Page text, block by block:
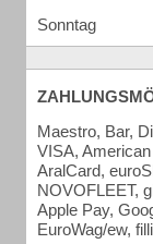
Sonntag
Maestro, Bar,
VISA,
AralCard,
NOVOFLEET,
Apple Pay,
EuroWag/ew,